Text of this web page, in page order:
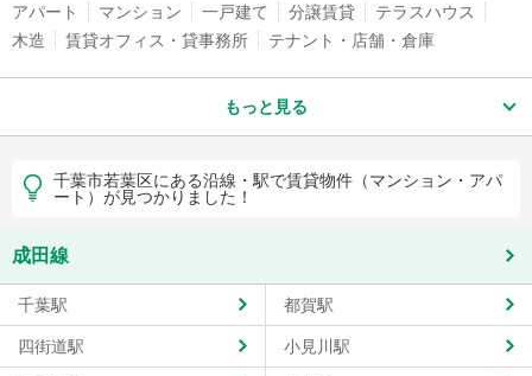
アパート マンション 一戸建て 分譲賃貸
テラスハウス
木造
賃貸オフィス・貸事務所 テナント・店舗・倉庫
もっと見る
千葉市若葉区にある沿線・駅で賃貸物件（マンション・アパ
ート）が見つかりました！
成田線
千葉駅 都賀駅
四街道駅 小見川駅